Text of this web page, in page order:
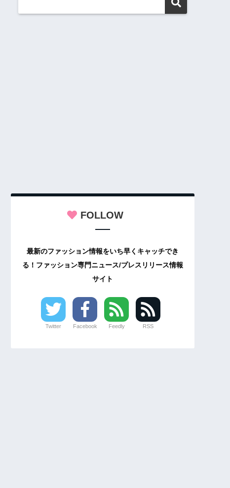
FOLLOW
最新のファッション情報をいち早くキャッチでき
る！ファッション専門ニュース/プレスリリース情報
サイト
Twitter Facebook Feedly RSS